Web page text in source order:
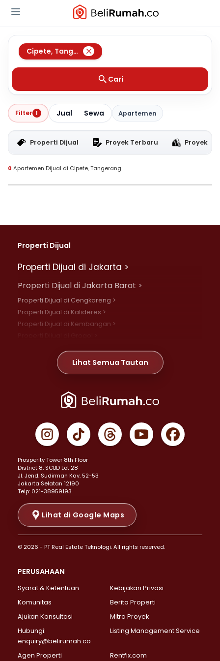
Cipete, Tangerang
Cari
Filter 1 Jual Sewa Apartemen
Properti Dijual Proyek Terbaru Proyek
0 Apartemen Dijual di Cipete, Tangerang
Properti Dijual
Properti Dijual di Jakarta >
Properti Dijual di Jakarta Barat >
Properti Dijual di Cengkareng >
Properti Dijual di Kalideres >
Properti Dijual di Kembangan >
Properti Dijual di Meruya >
Properti Dijual di Jelambar >
Properti Dijual di Jakarta Pusat >
Properti Dijual di Gambir >
Properti Dijual di Johar Baru >
Properti Dijual di Menteng >
Properti Dijual di Senen >
Properti Dijual di Tanah Abang >
Properti Dijual di Cikini >
Properti Dijual di Kramat >
Properti Dijual di Pasar Baru >
Properti Dijual di Bendungan Hilir >
Properti Dijual di Jakarta Selatan >
Properti Dijual di Lebak Bulus >
Properti Dijual di Gandaria Selatan >
Properti Dijual di Pondok Labu >
Properti Dijual di Lenteng Agung >
Properti Dijual di Senayan >
Properti Dijual di Pondok Pinang >
Lihat Semua Tautan
Prosperity Tower 8th Floor
District 8, SCBD Lot 28
JI. Jend. Sudirman Kav. 52-53
Jakarta Selatan 12190
Telp: 021-38959193
Lihat di Google Maps
© 2026 - PT Real Estate Teknologi. All rights reserved.
PERUSAHAAN
Syarat & Ketentuan
Kebijakan Privasi
Komunitas
Berita Properti
Ajukan Konsultasi
Mitra Proyek
Hubungi:
enquiry@belirumah.co
Listing Management Service
Agen Properti Rentfix.com